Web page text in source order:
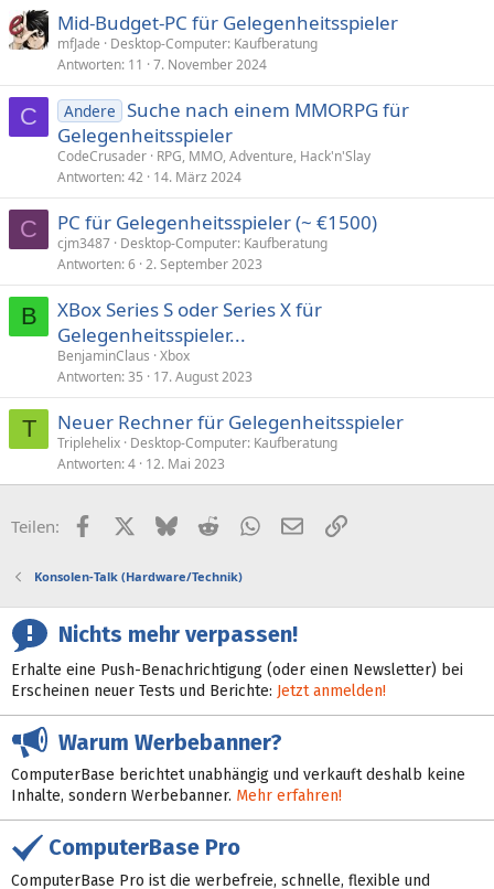
Mid-Budget-PC für Gelegenheitsspieler
mfJade
Desktop-Computer: Kaufberatung
Antworten 11 7. November 2024
C Andere Suche nach einem MMORPG für
Gelegenheitsspieler
CodeCrusader RPG, MMO, Adventure, Hack'n'Slay
Antworten 42 14. März 2024
C PC für Gelegenheitsspieler (~ €1500)
cjm3487 Desktop-Computer: Kaufberatung
Antworten 6 2. September 2023
B
XBox Series S oder Series X für
Gelegenheitsspieler...
BenjaminClaus Xbox
Antworten 35 17. August 2023
T Neuer Rechner für Gelegenheitsspieler
Triplehelix Desktop-Computer: Kaufberatung
Antworten 4 12. Mai 2023
Teilen: FacebookX (Twitter)
BlueskyRedditWhatsApp
E-MailLink
Konsolen-Talk (Hardware/Technik)
Nichts mehr verpassen!
Erhalte eine Push-Benachrichtigung (oder einen Newsletter) bei
Erscheinen neuer Tests und Berichte: Jetzt anmelden!
Warum Werbebanner?
ComputerBase berichtet unabhängig und verkauft deshalb keine
Inhalte, sondern Werbebanner. Mehr erfahren!
ComputerBase Pro
ComputerBase Pro ist die werbefreie, schnelle, flexible und